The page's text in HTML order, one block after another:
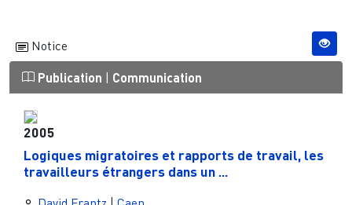
Notice
Publication | Communication
2005
Logiques migratoires et rapports de travail, les
travailleurs étrangers dans un ...